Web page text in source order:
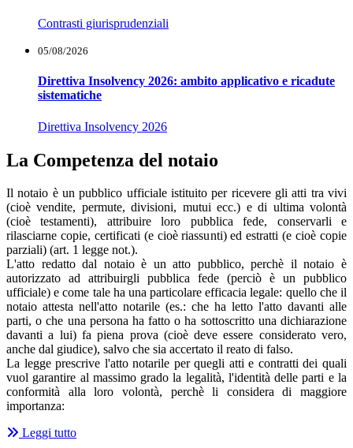
Contrasti giurisprudenziali
05/08/2026
Direttiva Insolvency 2026: ambito applicativo e ricadute
sistematiche
Direttiva Insolvency 2026
La Competenza del notaio
Il notaio è un pubblico ufficiale istituito per ricevere gli atti tra vivi
(cioè vendite, permute, divisioni, mutui ecc.) e di ultima volontà
(cioè testamenti), attribuire loro pubblica fede, conservarli e
rilasciarne copie, certificati (e cioè riassunti) ed estratti (e cioè copie
parziali) (art. 1 legge not.).
L'atto redatto dal notaio è un atto pubblico, perchè il notaio è
autorizzato ad attribuirgli pubblica fede (perciò è un pubblico
ufficiale) e come tale ha una particolare efficacia legale: quello che il
notaio attesta nell'atto notarile (es.: che ha letto l'atto davanti alle
parti, o che una persona ha fatto o ha sottoscritto una dichiarazione
davanti a lui) fa piena prova (cioè deve essere considerato vero,
anche dal giudice), salvo che sia accertato il reato di falso.
La legge prescrive l'atto notarile per quegli atti e contratti dei quali
vuol garantire al massimo grado la legalità, l'identità delle parti e la
conformità alla loro volontà, perchè li considera di maggiore
importanza:
Leggi tutto